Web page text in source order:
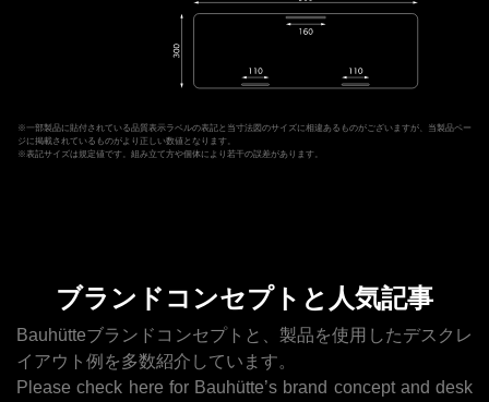
※一部製品に貼付されている品質表示ラベルの表記と当寸法図のサイズに相違あるものがございますが、当製品ペー
ジに掲載されているものがより正しい数値となります。
※表記サイズは規定値です。組み立て方や個体により若干の誤差があります。
ブランドコンセプトと人気記事
Bauhütteブランドコンセプトと、製品を使用したデスクレ
イアウト例を多数紹介しています。
Please check here for Bauhütte’s brand concept and desk